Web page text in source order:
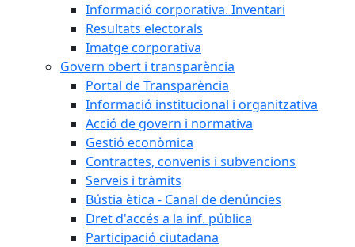
Informació corporativa. Inventari
Resultats electorals
Imatge corporativa
Govern obert i transparència
Portal de Transparència
Informació institucional i organitzativa
Acció de govern i normativa
Gestió econòmica
Contractes, convenis i subvencions
Serveis i tràmits
Bústia ètica - Canal de denúncies
Dret d'accés a la inf. pública
Participació ciutadana